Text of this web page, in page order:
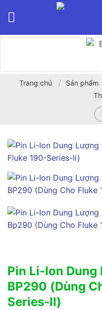
Trang chủ / Sản phẩm
Pin Li-Ion Dung
BP290 (Dùng
Series-II)